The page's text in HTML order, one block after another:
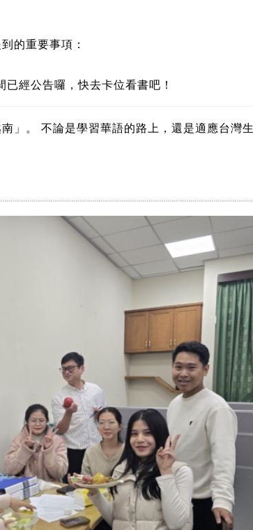
的重要事項：
已經公告囉，快去卡位看書吧！
」。 不論是學習華語的路上，還是適應台灣